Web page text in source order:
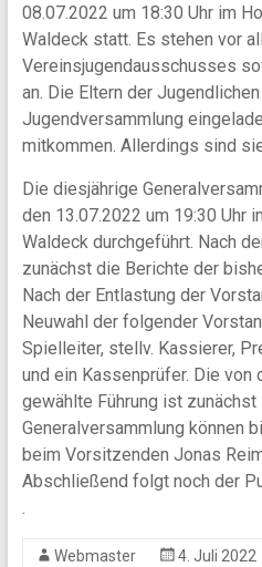
08.07.2022 um 18:30 Uhr im
Waldeck statt. Es stehen vor
Vereinsjugendausschusses
an. Die Eltern der
Jugendversammlung
mitkommen. Allerdings sind
Die diesjährige
den 13.07.2022 um 19:30 Uhr
Waldeck durchgeführt. Nach
zunächst die Berichte der
Nach der Entlastung der
Neuwahl der folgender
Spielleiter, stellv. Kassierer,
und ein Kassenprüfer. Die von
gewählte Führung ist
Generalversammlung können
beim Vorsitzenden Jonas
Abschließend folgt noch der
.
Webmaster 4. Juli 2022